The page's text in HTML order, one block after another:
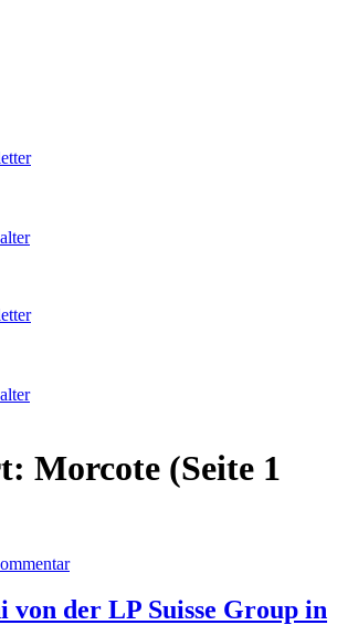
Morcote (Seite 1
der LP Suisse Group in